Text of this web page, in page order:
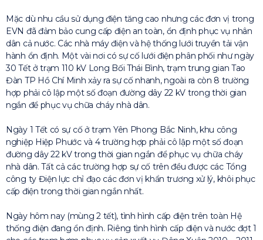
Mặc dù nhu cầu sử dụng điện tăng cao nhưng các đơn vị trong
EVN đã đảm bảo cung cấp điện an toàn, ổn định phục vụ nhân
dân cả nước. Các nhà máy điện và hệ thống lưới truyền tải vận
hành ổn định. Một vài nơi có sự cố lưới điện phân phối như ngày
30 Tết ở trạm 110 kV Long Bối Thái Bình, trạm trung gian Tao
Đàn TP Hồ Chí Minh xảy ra sự cố nhanh, ngoài ra còn 8 trường
hợp phải cô lập một số đoạn đường dây 22 kV trong thời gian
ngắn để phục vụ chữa cháy nhà dân.
Ngày 1 Tết có sự cố ở trạm Yên Phong Bắc Ninh, khu công
nghiệp Hiệp Phước và 4 trường hợp phải cô lập một số đoạn
đường dây 22 kV trong thời gian ngắn để phục vụ chữa cháy
nhà dân. Tất cả các trường hợp sự cố trên đều được các Tổng
công ty Điện lực chỉ đạo các đơn vị khẩn trương xử lý, khôi phục
cấp điện trong thời gian ngắn nhất.
Ngày hôm nay (mùng 2 tết), tình hình cấp điện trên toàn Hệ
thống điện đang ổn định. Riêng tình hình cấp điện và nước đợt 1